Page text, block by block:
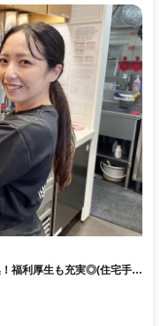
！福利厚生も充実◎(住宅手